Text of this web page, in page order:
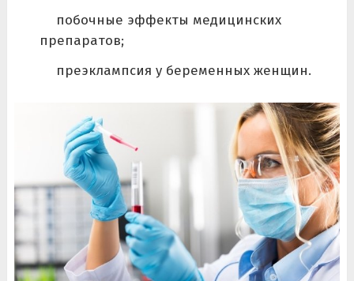
побочные эффекты медицинских
препаратов;
преэклампсия у беременных женщин.